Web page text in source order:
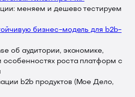
меняем и дешево тестируем
бизнес-модель для b2b-
об аудитории, экономике,
особенностях роста платформ с
b2b продуктов (Мое Дело,